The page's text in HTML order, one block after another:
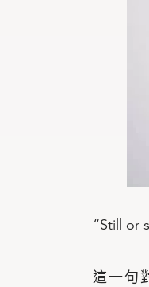
“Still or
這一句